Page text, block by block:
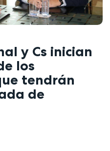
y Cs inician
los
tendrán
de